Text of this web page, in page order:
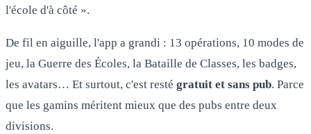
l'école d'à côté ».
De fil en aiguille, l'app a grandi : 13 opérations, 10 modes de
jeu, la Guerre des Écoles, la Bataille de Classes, les badges,
les avatars… Et surtout, c'est resté gratuit et sans pub. Parce
que les gamins méritent mieux que des pubs entre deux
divisions.